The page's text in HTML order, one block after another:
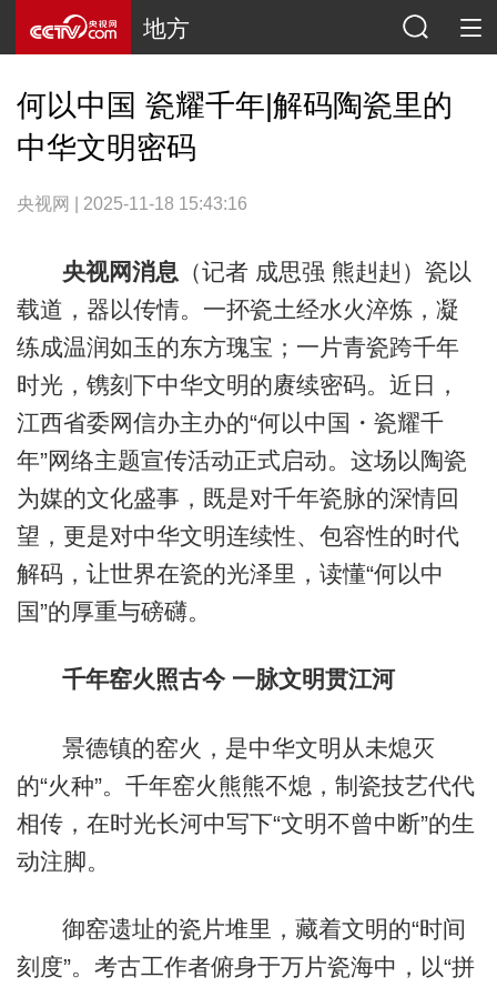
地方
何以中国 瓷耀千年|解码陶瓷里的
中华文明密码
央视网 | 2025-11-18 15:43:16
央视网消息 （记者 成思强 熊赳赳）瓷以
载道，器以传情。一抔瓷土经水火淬炼，凝
练成温润如玉的东方瑰宝；一片青瓷跨千年
时光，镌刻下中华文明的赓续密码。近日，
江西省委网信办主办的“何以中国・瓷耀千
年”网络主题宣传活动正式启动。这场以陶瓷
为媒的文化盛事，既是对千年瓷脉的深情回
望，更是对中华文明连续性、包容性的时代
解码，让世界在瓷的光泽里，读懂“何以中
国”的厚重与磅礴。
千年窑火照古今 一脉文明贯江河
景德镇的窑火，是中华文明从未熄灭
的“火种”。千年窑火熊熊不熄，制瓷技艺代代
相传，在时光长河中写下“文明不曾中断”的生
动注脚。
御窑遗址的瓷片堆里，藏着文明的“时间
刻度”。考古工作者俯身于万片瓷海中，以“拼